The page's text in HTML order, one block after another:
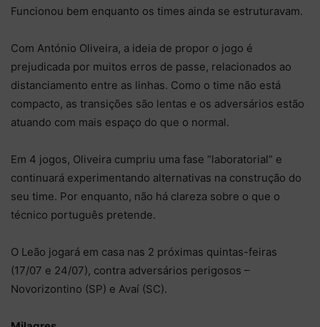
Funcionou bem enquanto os times ainda se estruturavam.
Com António Oliveira, a ideia de propor o jogo é
prejudicada por muitos erros de passe, relacionados ao
distanciamento entre as linhas. Como o time não está
compacto, as transições são lentas e os adversários estão
atuando com mais espaço do que o normal.
Em 4 jogos, Oliveira cumpriu uma fase “laboratorial” e
continuará experimentando alternativas na construção do
seu time. Por enquanto, não há clareza sobre o que o
técnico português pretende.
O Leão jogará em casa nas 2 próximas quintas-feiras
(17/07 e 24/07), contra adversários perigosos –
Novorizontino (SP) e Avaí (SC).